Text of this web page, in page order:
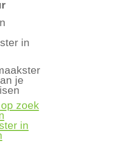
in
je
zoek
in